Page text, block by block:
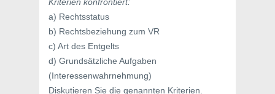
a) Rechtsstatus
b) Rechtsbeziehung zum VR
c) Art des Entgelts
d) Grundsätzliche Aufgaben
(Interessenwahrnehmung)
Diskutieren Sie die genannten Kriterien.